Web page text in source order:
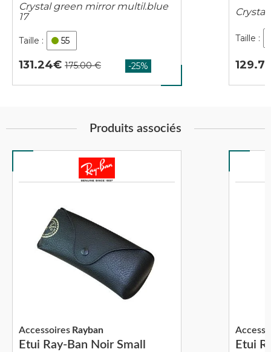
Crystal green mirror multil.blue
17
55
131.24
Produits associés
Etui Ray-Ban Noir Small
Accessoires Rayban
Etui